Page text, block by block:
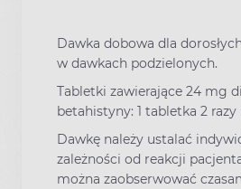
Dawka dobowa dla
w dawkach podzielonych.
Tabletki zawierające 24 mg
betahistyny: 1 tabletka 2 razy
Dawkę należy ustalać
zależności od reakcji
można zaobserwować